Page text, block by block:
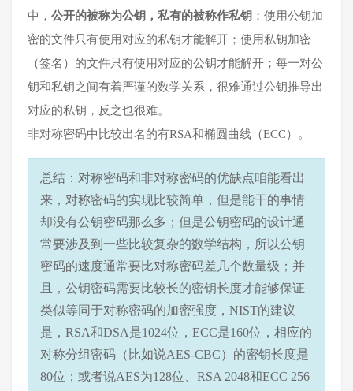
中， 公开的被称为公钥，私有的被称作私钥 ；使用公钥加
密的文件只有使用对应的私钥才能解开；使用私钥加密
（签名）的文件只有使用对应的公钥才能解开；每一对公
钥和私钥之间有着严谨的数学关系，很难通过公钥推导出
对应的私钥，反之也很难。
非对称密码中比较出名的有RSA和椭圆曲线（ECC）。
总结：对称密码和非对称密码的优缺点咱能看出
来，对称密码的实现比较简单，但是能干的事情
却没有公钥密码那么多；但是公钥密码的设计通
常要涉及到一些比较复杂的数学结构，所以公钥
密码的速度通常要比对称密码差几个数量级；并
且，公钥密码需要比较长的密钥长度才能够保证
类似等同于对称密码的加密强度，NIST的建议
是，RSA和DSA是1024位，ECC是160位，相应的
对称分组密码（比如说AES-CBC）的密钥长度是
80位；或者说AES为128位、RSA 2048和ECC 256